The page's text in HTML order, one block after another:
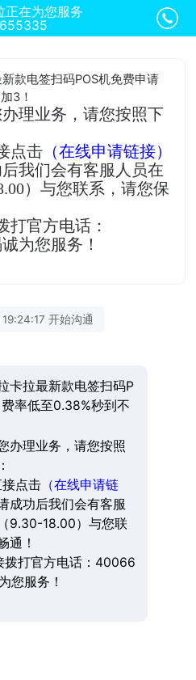
正在为您服务
款电签扫码POS机免费申请
3！
理业务，请您按照下
点击 （在线申请链接）
我们会有客服人员在
）与您联系，请您保
打官方电话：
为您服务！
开始沟通
卡拉最新款电签扫码P
率低至0.38%秒到不
办理业务，请您按照
点击（在线申请链
成功后我们会有客服
9.30-18.00）与您联
通！
拨打官方电话：40066
您服务！